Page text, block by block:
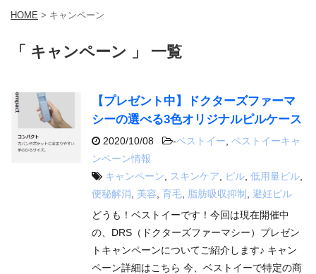
HOME > キャンペーン
「 キャンペーン 」 一覧
【プレゼント中】ドクターズファーマ
シーの選べる3色オリジナルピルケース
2020/10/08 -ベストイー ベストイーキャ
ンペーン情報
キャンペーン
スキンケア ピル 低用量ピル
便秘解消
美容 育毛 脂肪吸収抑制
避妊ピル
どうも！ベストイーです！今回は現在開催中
の、DRS（ドクターズファーマシー）プレゼン
トキャンペーンについてご紹介します♪ キャン
ペーン詳細はこちら 今、ベストイーで特定の商